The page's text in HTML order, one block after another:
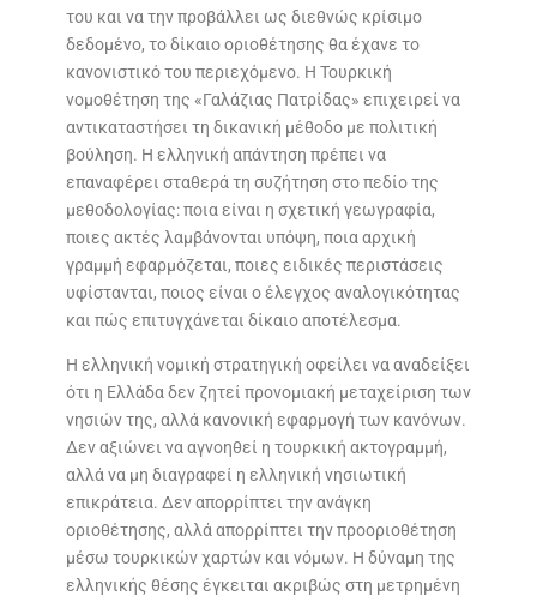
του και να την προβάλλει ως διεθνώς κρίσιμο
δεδομένο, το δίκαιο οριοθέτησης θα έχανε το
κανονιστικό του περιεχόμενο. Η Τουρκική
νομοθέτηση της «Γαλάζιας Πατρίδας» επιχειρεί να
αντικαταστήσει τη δικανική μέθοδο με πολιτική
βούληση. Η ελληνική απάντηση πρέπει να
επαναφέρει σταθερά τη συζήτηση στο πεδίο της
μεθοδολογίας: ποια είναι η σχετική γεωγραφία,
ποιες ακτές λαμβάνονται υπόψη, ποια αρχική
γραμμή εφαρμόζεται, ποιες ειδικές περιστάσεις
υφίστανται, ποιος είναι ο έλεγχος αναλογικότητας
και πώς επιτυγχάνεται δίκαιο αποτέλεσμα.
Η ελληνική νομική στρατηγική οφείλει να αναδείξει
ότι η Ελλάδα δεν ζητεί προνομιακή μεταχείριση των
νησιών της, αλλά κανονική εφαρμογή των κανόνων.
Δεν αξιώνει να αγνοηθεί η τουρκική ακτογραμμή,
αλλά να μη διαγραφεί η ελληνική νησιωτική
επικράτεια. Δεν απορρίπτει την ανάγκη
οριοθέτησης, αλλά απορρίπτει την προοριοθέτηση
μέσω τουρκικών χαρτών και νόμων. Η δύναμη της
ελληνικής θέσης έγκειται ακριβώς στη μετρημένη